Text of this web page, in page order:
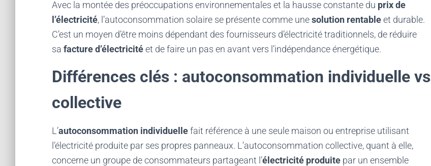
Avec la montée des préoccupations environnementales et la hausse constante du prix de
l’électricité, l’autoconsommation solaire se présente comme unesolution rentableet durable.
C’est un moyen d’être moins dépendant des fournisseurs d’électricité traditionnels, de réduire
sa facture d’électricitéet de faire un pas en avant vers l’indépendance énergétique.
Différences clés : autoconsommation individuelle vs
collective
L’autoconsommation individuellefait référence à une seule maison ou entreprise utilisant
l’électricité produite par ses propres panneaux. L’autoconsommation collective, quant à elle,
concerne un groupe de consommateurs partageant l’électricité produite par un ensemble